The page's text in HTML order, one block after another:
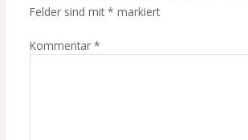
Felder sind mit * markiert
Kommentar *